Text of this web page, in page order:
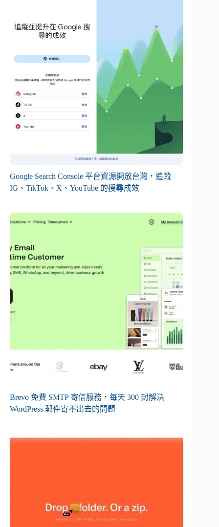
Google Search Console 平台資源開放台灣，追蹤
IG、TikTok、X、YouTube 的搜尋成效
Brevo 免費 SMTP 寄信服務，每天 300 封解決
WordPress 郵件寄不出去的問題